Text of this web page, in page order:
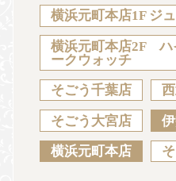
Sustainability Voice
JA EN
横浜元町本店1F ジ
横浜元町本店2F ハ
ークウォッチ
そごう千葉店
そごう大宮店
横浜元町本店